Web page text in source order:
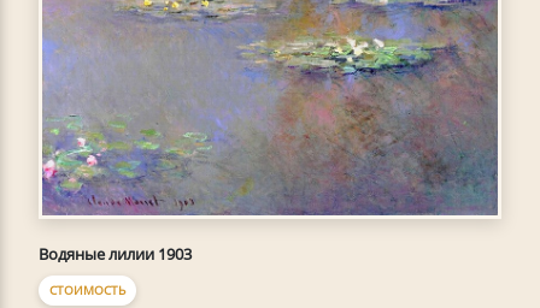
Водяные лилии 1903
СТОИМОСТЬ